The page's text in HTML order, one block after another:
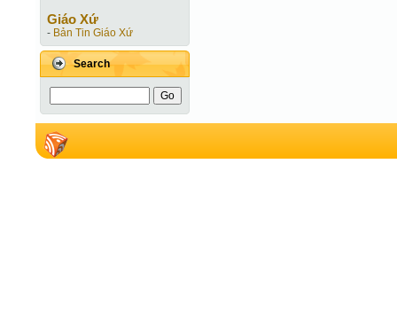
Giáo Xứ
- Bản Tin Giáo Xứ
Search